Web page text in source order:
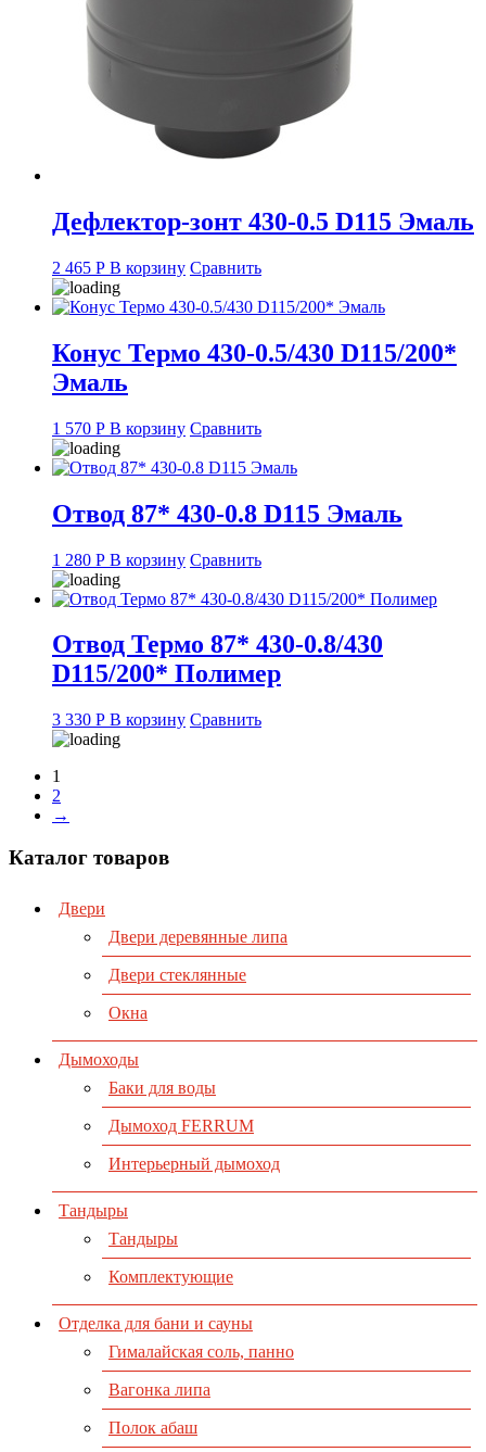
Дефлектор-зонт 430-0.5 D115 Эмаль
2 465 Р В корзину Сравнить
Конус Термо 430-0.5/430 D115/200*
Эмаль
1 570 Р В корзину Сравнить
Отвод 87* 430-0.8 D115 Эмаль
1 280 Р В корзину Сравнить
Отвод Термо 87* 430-0.8/430
D115/200* Полимер
3 330 Р В корзину Сравнить
1
2
→
Каталог товаров
Двери
Двери деревянные липа
Двери стеклянные
Окна
Дымоходы
Баки для воды
Дымоход FERRUM
Интерьерный дымоход
Тандыры
Тандыры
Комплектующие
Отделка для бани и сауны
Гималайская соль, панно
Вагонка липа
Полок абаш